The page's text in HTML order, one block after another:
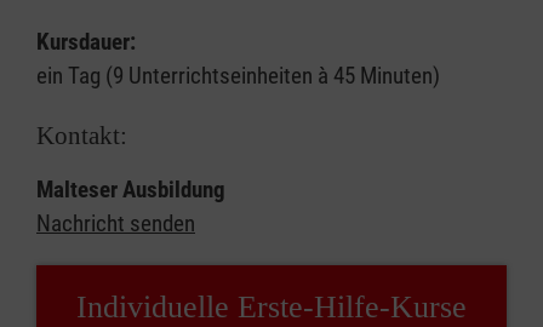
Kursdauer:
ein Tag (9 Unterrichtseinheiten à 45 Minuten)
Kontakt:
Malteser Ausbildung
Nachricht senden
Individuelle Erste-Hilfe-Kurse